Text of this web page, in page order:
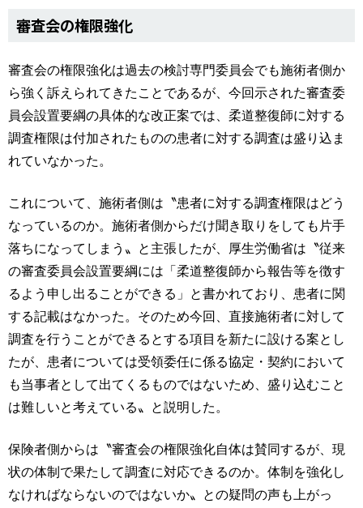
審査会の権限強化
審査会の権限強化は過去の検討専門委員会でも施術者側か
ら強く訴えられてきたことであるが、今回示された審査委
員会設置要綱の具体的な改正案では、柔道整復師に対する
調査権限は付加されたものの患者に対する調査は盛り込ま
れていなかった。
これについて、施術者側は〝患者に対する調査権限はどう
なっているのか。施術者側からだけ聞き取りをしても片手
落ちになってしまう〟と主張したが、厚生労働省は〝従来
の審査委員会設置要綱には「柔道整復師から報告等を徴す
るよう申し出ることができる」と書かれており、患者に関
する記載はなかった。そのため今回、直接施術者に対して
調査を行うことができるとする項目を新たに設ける案とし
たが、患者については受領委任に係る協定・契約において
も当事者として出てくるものではないため、盛り込むこと
は難しいと考えている〟と説明した。
保険者側からは〝審査会の権限強化自体は賛同するが、現
状の体制で果たして調査に対応できるのか。体制を強化し
なければならないのではないか〟との疑問の声も上がっ